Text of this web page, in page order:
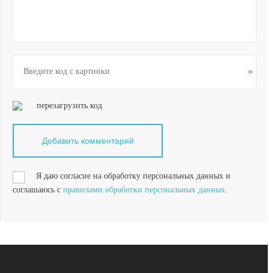
перезагрузить код
Я даю согласие на обработку персональных данных и
соглашаюсь с правилами обработки персональных данных